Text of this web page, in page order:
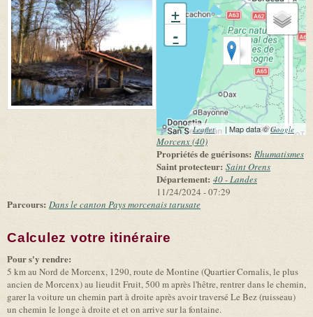
+
-
Leaflet(link is external)
| Map data ©Google
Morcenx (40)
Propriétés de guérisons: Rhumatismes
Saint protecteur: Saint Orens
Département: 40 - Landes
11/24/2024 - 07:29
Parcours: Dans le canton Pays morcenais tarusate
Calculez votre itinéraire
Pour s'y rendre:
5 km au Nord de Morcenx, 1290, route de Montine (Quartier Cornalis, le plus
ancien de Morcenx) au lieudit Fruit, 500 m après l'hêtre, rentrer dans le chemin,
garer la voiture un chemin part à droite après avoir traversé Le Bez (ruisseau)
un chemin le longe à droite et et on arrive sur la fontaine.